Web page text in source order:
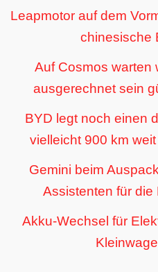
Leapmotor auf dem
chinesische
Auf Cosmos warten
ausgerechnet sein
BYD legt noch einen
vielleicht 900 km weit
Gemini beim
Assistenten für die
Akku-Wechsel für